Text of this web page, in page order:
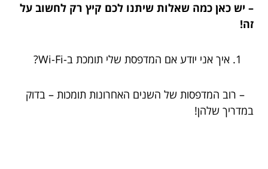
– יש כאן כמה שאלות שיתנו לכם קיץ רק לחשוב על
זה!
איך אני יודע אם המדפסת שלי תומכת ב-Wi-Fi?
– רוב המדפסות של השנים האחרונות תומכות – בדוק
במדריך שלהן!